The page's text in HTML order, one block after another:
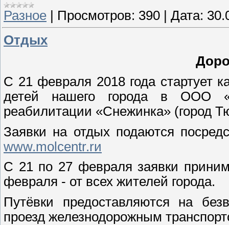
Разное
Просмотров: 390 Дата:
Отдых
С 21 февраля 2018 года стартует
детей нашего города в ООО
реабилитации «Снежинка» (город
Заявки на отдых подаются
www.molcentr.rи
С 21 по 27 февраля заявки
февраля - от всех жителей города.
Путёвки предоставляются на
проезд железнодорожным